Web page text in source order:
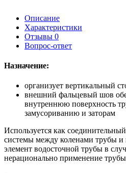
Описание
Характеристики
Отзывы 0
Вопрос-ответ
Назначение:
организует вертикальный
внешний фальцевый шов
внутреннюю поверхность
замусориванию и заторам
Используется как
системы между коленами трубы и
элемент водосточной трубы в
нерационально применение